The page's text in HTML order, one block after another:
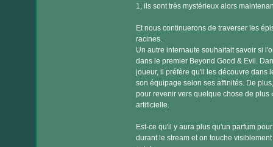
1, ils sont très mystérieux alors
Et nous continuerons de traverser les
racines.
Un autre internaute souhaitait savoir si
dans le premier Beyond Good & Evil.
joueur, il préfère qu'il les découvre dans
son équipage selon ses affinités. De
pour revenir vers quelque chose de
artificielle.
Est-ce qu'il y aura plus qu'un parfum
durant le stream et on touche